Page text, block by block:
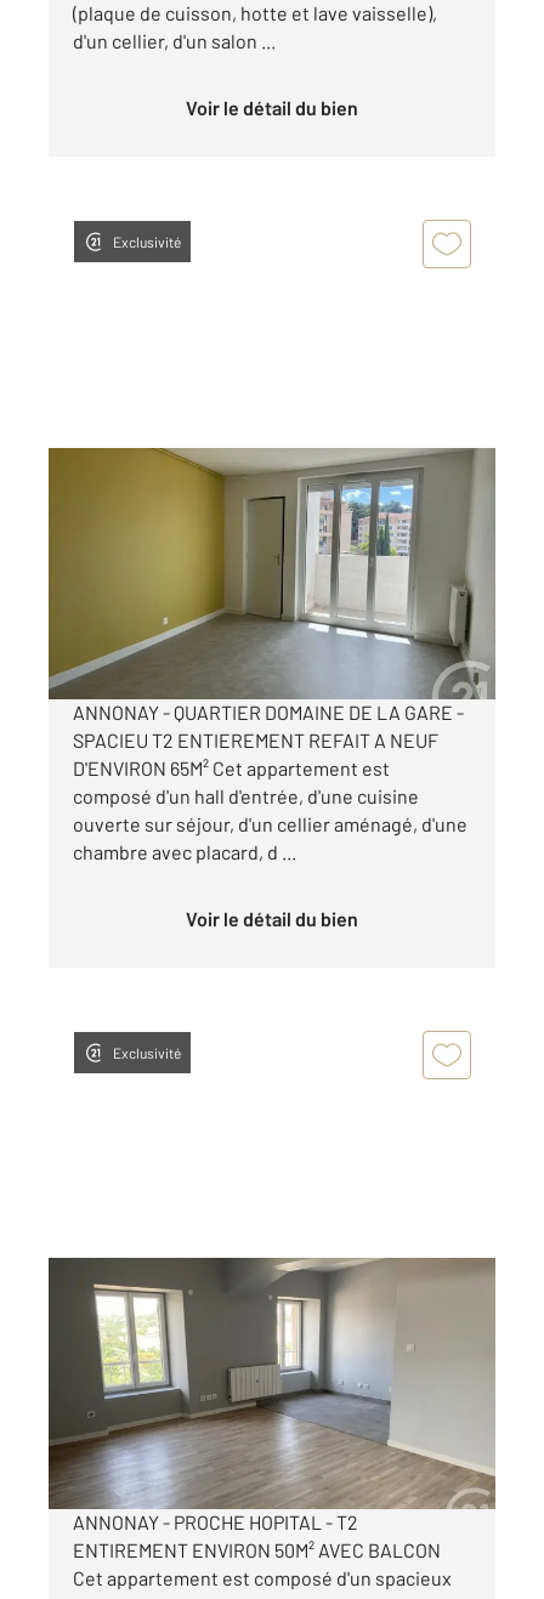
(plaque de cuisson, hotte et lave vaisselle),
d'un cellier, d'un salon ...
Voir le détail du bien
Exclusivité
Appartement T2 à louer
595 €
par mois charges comprises
ANNONAY - QUARTIER DOMAINE DE LA GARE -
SPACIEU T2 ENTIEREMENT REFAIT A NEUF
D'ENVIRON 65M² Cet appartement est
composé d'un hall d'entrée, d'une cuisine
ouverte sur séjour, d'un cellier aménagé, d'une
chambre avec placard, d ...
Voir le détail du bien
Exclusivité
ANNONAY 07
50,22 m , 2 pièces
Ref : 5310
Appartement T2 à louer
430 €
par mois charges comprises
ANNONAY - PROCHE HOPITAL - T2
ENTIREMENT ENVIRON 50M² AVEC BALCON
Cet appartement est composé d'un spacieux